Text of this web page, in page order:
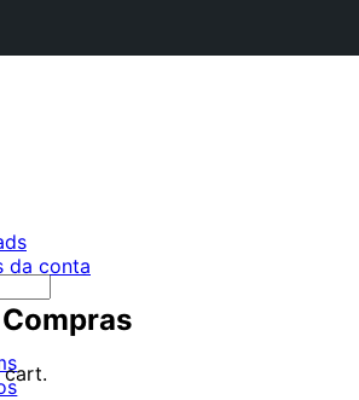
da conta
cart.